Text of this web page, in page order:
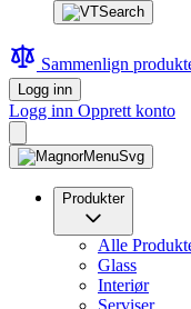
Sammenlign
Logg inn
Logg inn Opprett konto
Produkter
Alle
Glass
Interiør
Serviser